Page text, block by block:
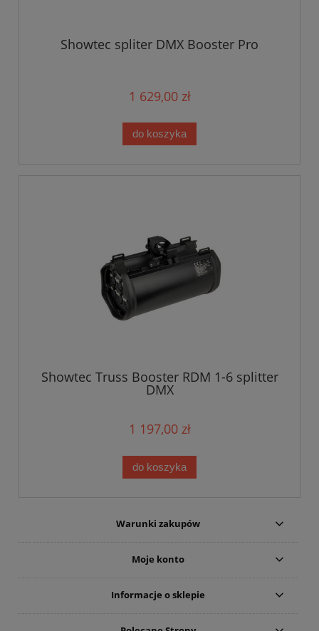
Showtec spliter DMX Booster Pro
1 629,00 zł
do koszyka
Showtec Truss Booster RDM 1-6 splitter
DMX
1 197,00 zł
do koszyka
Warunki zakupów
Moje konto
Informacje o sklepie